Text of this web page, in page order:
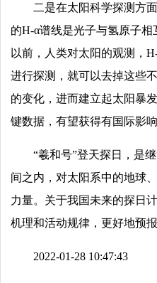
二是在太阳科学探测方
的H-α谱线是光子与氢原子
以前，人类对太阳的观测，
进行探测，就可以去掉这些
的变化，进而建立起太阳暴
键数据，有望获得有国际影
“羲和号”登天探日，是
间之内，对太阳系中的地球
力量。关于我国未来的探日
机理和活动规律，更好地预
2022-01-28 10:47:43